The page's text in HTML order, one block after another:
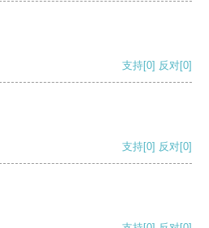
支持[0] 反对[0]
支持[0] 反对[0]